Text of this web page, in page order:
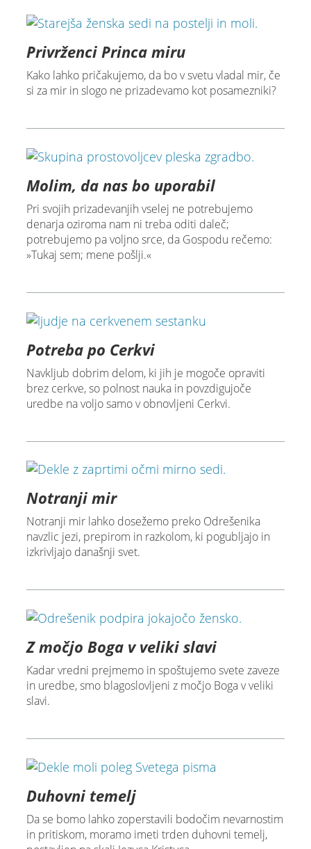
Privrženci Princa miru
Kako lahko pričakujemo, da bo v svetu vladal mir, če
si za mir in slogo ne prizadevamo kot posamezniki?
Molim, da nas bo uporabil
Pri svojih prizadevanjih vselej ne potrebujemo
denarja oziroma nam ni treba oditi daleč;
potrebujemo pa voljno srce, da Gospodu rečemo:
»Tukaj sem; mene pošlji.«
Potreba po Cerkvi
Navkljub dobrim delom, ki jih je mogoče opraviti
brez cerkve, so polnost nauka in povzdigujoče
uredbe na voljo samo v obnovljeni Cerkvi.
Notranji mir
Notranji mir lahko dosežemo preko Odrešenika
navzlic jezi, prepirom in razkolom, ki pogubljajo in
izkrivljajo današnji svet.
Z močjo Boga v veliki slavi
Kadar vredni prejmemo in spoštujemo svete zaveze
in uredbe, smo blagoslovljeni z močjo Boga v veliki
slavi.
Duhovni temelj
Da se bomo lahko zoperstavili bodočim nevarnostim
in pritiskom, moramo imeti trden duhovni temelj,